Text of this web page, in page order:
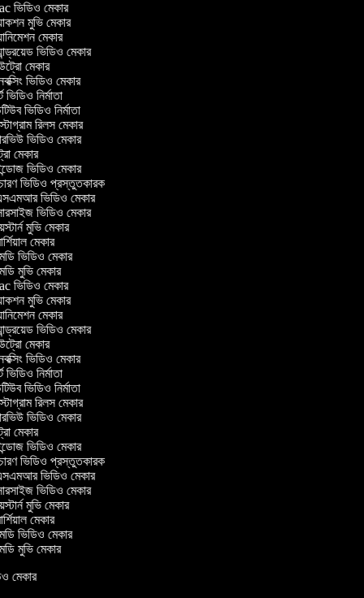
ভিডিও মেকার
মুভি মেকার
মেকার
ভিডিও মেকার
মেকার
ভিডিও মেকার
নির্মাতা
ভিডিও নির্মাতা
রিলস মেকার
ভিডিও মেকার
মেকার
ভিডিও মেকার
ভিডিও প্রস্তুতকারক
ভিডিও মেকার
ভিডিও মেকার
মুভি মেকার
মেকার
ভিডিও মেকার
মুভি মেকার
ভিডিও মেকার
মুভি মেকার
মেকার
ভিডিও মেকার
মেকার
ভিডিও মেকার
নির্মাতা
ভিডিও নির্মাতা
রিলস মেকার
ভিডিও মেকার
মেকার
ভিডিও মেকার
ভিডিও প্রস্তুতকারক
ভিডিও মেকার
ভিডিও মেকার
মুভি মেকার
মেকার
ভিডিও মেকার
মুভি মেকার
মেকার